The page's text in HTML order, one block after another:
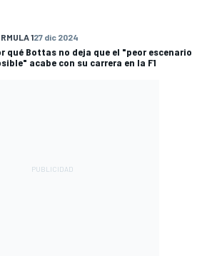
127 dic 2024
qué Bottas no deja que el "peor escenario
acabe con su carrera en la F1